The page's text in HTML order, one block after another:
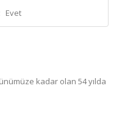
Evet
kadar olan 54 yılda